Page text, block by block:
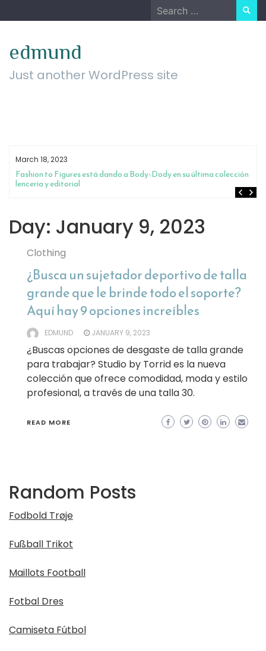
to
Search
for:
edmund
Just another WordPress site
March 18, 2023
Fashion to Figures está dando a Body-Dody en su última colección de
lencería y editorial
Day: January 9, 2023
Clothing
¿Busca un sujetador deportivo de talla
grande que le brinde todo el soporte?
Aquí hay 9 opciones increíbles
EDMUND JANUARY 9, 2023
¿Buscas opciones de desgaste de talla grande
para trabajar? Studio by Torrid es la nueva
colección que ofrece comodidad, moda y estilo
profesional, a través de una talla 30.
READ MORE
Random Posts
Fodbold Trøje
Fußball Trikot
Maillots Football
Fotbal Dres
Camiseta Fútbol